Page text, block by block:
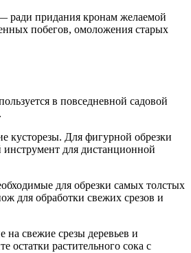
ради придания кронам желаемой
побегов, омоложения старых
в повседневной садовой
кусторезы. Для фигурной обрезки
для дистанционной
для обрезки самых толстых
для обработки свежих срезов и
на свежие срезы деревьев и
остатки растительного сока с